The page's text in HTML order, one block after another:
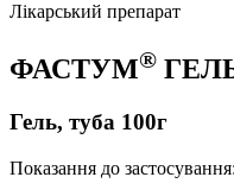
Лікарський препарат
ФАСТУМ®
Гель, туба 100г
Показання до застосування: